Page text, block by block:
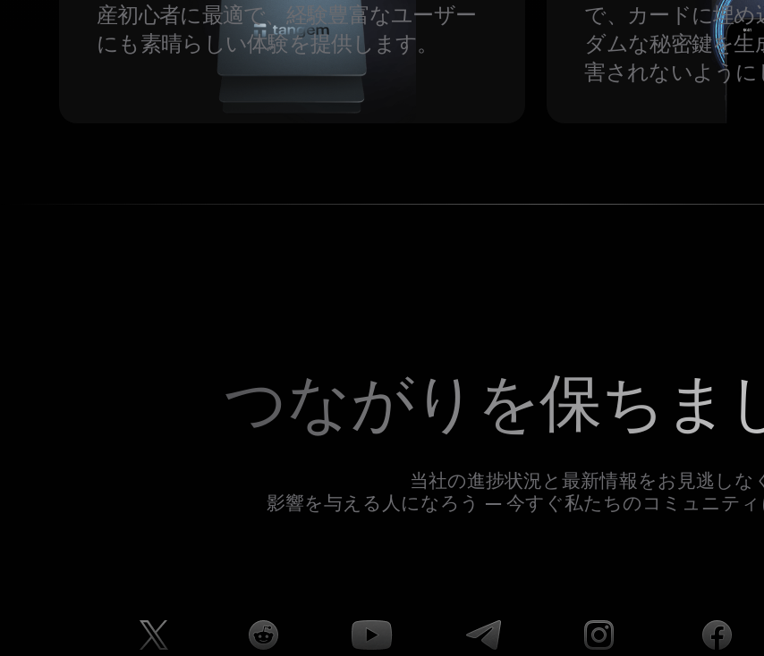
産初心者に最適で、経験豊富なユーザー
にも素晴らしい体験を提供します。
で、カードに埋
ダムな秘密鍵を
害されないように
つながりを保ちま
当社の進捗状況と最新情報をお見逃しな
影響を与える人になろう — 今すぐ私たちのコミュニティ